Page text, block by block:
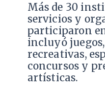
Más de 30
servicios y
participaron
incluyó
recreativas,
concursos y
artísticas.